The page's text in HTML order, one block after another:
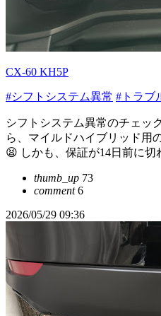
CX-60 KH5P
#シフトシステム異常 #トラブ
シフトシステム異常のチェッ
ら、マイルドハイブリッド用
😫 しかも、保証が14日前に切
thumb_up 73
comment6
2026/05/29 09:36